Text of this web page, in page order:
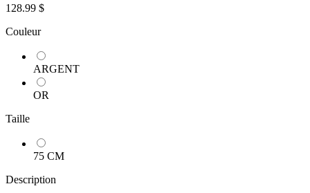
128.99 $
Couleur
ARGENT
OR
Taille
75 CM
Description